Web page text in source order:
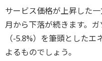
サービス価格が上昇した
月から下落が続きます。
（-5.8%）を筆頭とした
よるものでしょう。